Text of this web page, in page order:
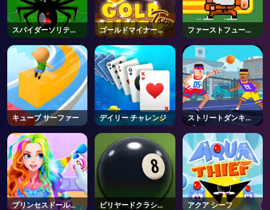
スパイダーソリティ
ア2
ゴールドマイナー・
トム
ファーストフューリ
ー
キューブ サーファー デイリー チャレンジ
ストリートダンキー
ズ
プリンセスドールド
ビリヤードクラシッ
アクア シーフ